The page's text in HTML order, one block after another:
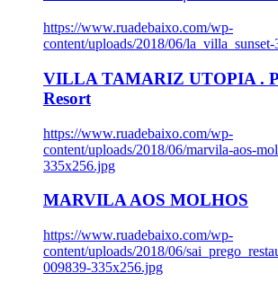
https://www.ruadebaixo.com/wp-
content/uploads/2018/06/
VILLA TAMARIZ UTOPIA .
Resort
https://www.ruadebaixo.com/wp-
content/uploads/2018/06/marvila-aos-
335x256.jpg
MARVILA AOS MOLHOS
https://www.ruadebaixo.com/wp-
content/uploads/2018/06/
009839-335x256.jpg